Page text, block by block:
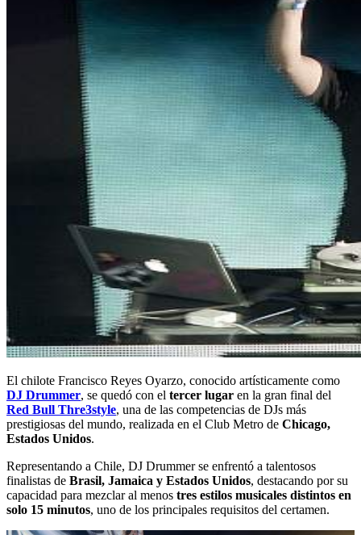
El chilote Francisco Reyes Oyarzo, conocido artísticamente como
DJ Drummer, se quedó con el tercer lugar en la gran final del
Red Bull Thre3style, una de las competencias de DJs más
prestigiosas del mundo, realizada en el Club Metro de Chicago,
Estados Unidos.
Representando a Chile, DJ Drummer se enfrentó a talentosos
finalistas de Brasil, Jamaica y Estados Unidos, destacando por su
capacidad para mezclar al menos tres estilos musicales distintos en
solo 15 minutos, uno de los principales requisitos del certamen.